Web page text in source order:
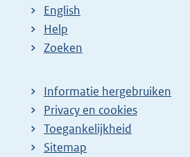
English
Help
Zoeken
Informatie hergebruiken
Privacy en cookies
Toegankelijkheid
Sitemap